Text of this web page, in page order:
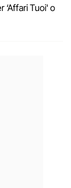
‘Affari Tuoi' o